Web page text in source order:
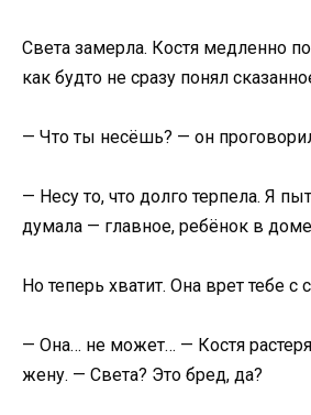
Света замерла. Костя медленно
как будто не сразу понял
— Что ты несёшь? — он
— Несу то, что долго терпела. Я
думала — главное, ребёнок в
Но теперь хватит. Она врет тебе с
— Она… не может… — Костя
жену. — Света? Это бред, да?